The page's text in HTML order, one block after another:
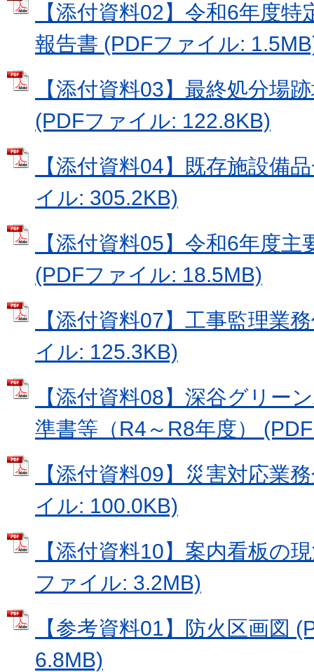
【添付資料02】令和6年度
報告書 (PDFファイル:
【添付資料03】最終処分場
(PDFファイル: 122.8KB)
【添付資料04】既存施設備
イル: 305.2KB)
【添付資料05】令和6年度
(PDFファイル: 18.5MB)
【添付資料07】工事監理業
イル: 125.3KB)
【添付資料08】深谷グリー
準書等（R4～R8年度）
【添付資料09】災害対応業
イル: 100.0KB)
【添付資料10】案内看板の
ファイル: 3.2MB)
【参考資料01】防火区画図
6.8MB)